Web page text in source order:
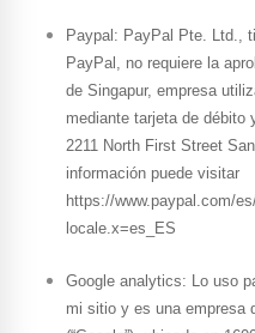
Paypal: PayPal Pte. Ltd.,
PayPal, no requiere la
de Singapur, empresa
mediante tarjeta de débito
2211 North First Street
información puede visitar
https://www.paypal.com/
locale.x=es_ES
Google analytics: Lo uso
mi sitio y es una empresa